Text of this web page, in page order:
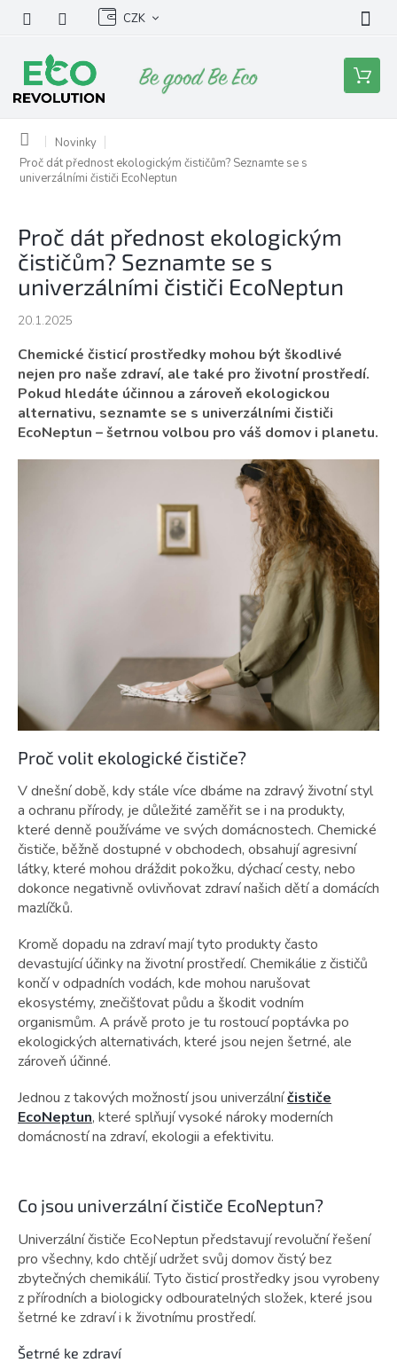
obsah
CZK
Nákupní
košík
Domů
Novinky
Proč dát přednost ekologickým čističům? Seznamte se s
univerzálními čističi EcoNeptun
Proč dát přednost ekologickým
čističům? Seznamte se s
univerzálními čističi EcoNeptun
20.1.2025
Chemické čisticí prostředky mohou být škodlivé
nejen pro naše zdraví, ale také pro životní prostředí.
Pokud hledáte účinnou a zároveň ekologickou
alternativu, seznamte se s univerzálními čističi
EcoNeptun – šetrnou volbou pro váš domov i planetu.
Proč volit ekologické čističe?
V dnešní době, kdy stále více dbáme na zdravý životní styl
a ochranu přírody, je důležité zaměřit se i na produkty,
které denně používáme ve svých domácnostech. Chemické
čističe, běžně dostupné v obchodech, obsahují agresivní
látky, které mohou dráždit pokožku, dýchací cesty, nebo
dokonce negativně ovlivňovat zdraví našich dětí a domácích
mazlíčků.
Kromě dopadu na zdraví mají tyto produkty často
devastující účinky na životní prostředí. Chemikálie z čističů
končí v odpadních vodách, kde mohou narušovat
ekosystémy, znečišťovat půdu a škodit vodním
organismům. A právě proto je tu rostoucí poptávka po
ekologických alternativách, které jsou nejen šetrné, ale
zároveň účinné.
Jednou z takových možností jsou univerzálníčističe
EcoNeptun, které splňují vysoké nároky moderních
domácností na zdraví, ekologii a efektivitu.
Co jsou univerzální čističe EcoNeptun?
Univerzální čističe EcoNeptun představují revoluční řešení
pro všechny, kdo chtějí udržet svůj domov čistý bez
zbytečných chemikálií. Tyto čisticí prostředky jsou vyrobeny
z přírodních a biologicky odbouratelných složek, které jsou
šetrné ke zdraví i k životnímu prostředí.
Šetrné ke zdraví